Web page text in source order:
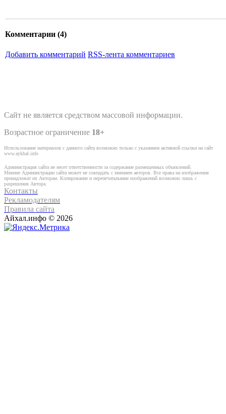
Комментарии (4)
Добавить комментарий RSS-лента комментариев
Сайт не является средством массовой информации.
Возрастное ограничение 18+
Использование материалов с данного сайта возможно только с указанием активной ссылки на сайт
www.aykhal.info
Администрация сайта не несет ответственности за содержание размещенных объявлений.
Мнение Администрации сайта может не совпадать с мнением авторов. Все права на изображения
принадлежат их Авторам. Копирование и перепечатывание изображений возможно лишь с
разрешения Автора.
Контакты
Рекламодателям
Правила сайта
Айхал.инфо © 2026